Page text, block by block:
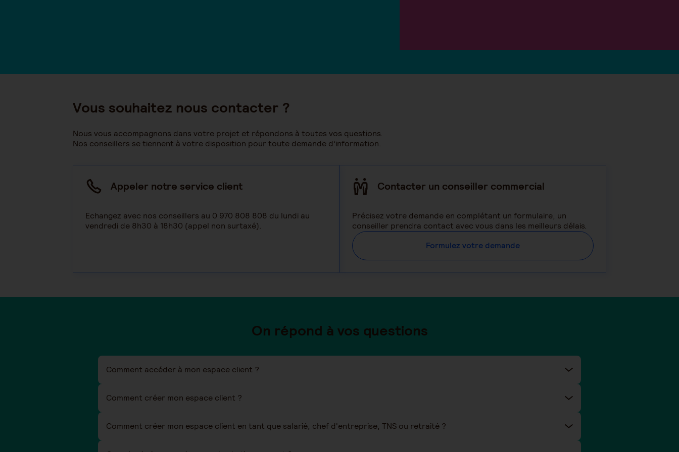
Vous souhaitez nous contacter ?
Nous vous accompagnons dans votre projet et répondons à toutes vos questions.
Nos conseillers se tiennent à votre disposition pour toute demande d’information.
Appeler notre service client
Echangez avec nos conseillers au 0 970 808 808 du lundi au
vendredi de 8h30 à 18h30 (appel non surtaxé).​
Contacter un conseiller commercial
Précisez votre demande en complétant un formulaire, un
conseiller prendra contact avec vous dans les meilleurs délais.
Formulez votre demande
On répond à vos questions
Comment accéder à mon espace client ?
Comment créer mon espace client ?
Comment créer mon espace client en tant que salarié, chef d'entreprise, TNS ou retraité ?